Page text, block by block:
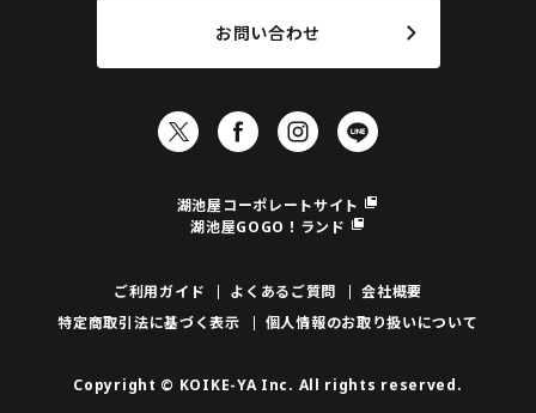
お問い合わせ
湖池屋コーポレートサイト
湖池屋GOGO！ランド
ご利用ガイド よくあるご質問
会社概要
特定商取引法に基づく表示
個人情報のお取り扱いについて
Copyright © KOIKE-YA Inc. All rights reserved.